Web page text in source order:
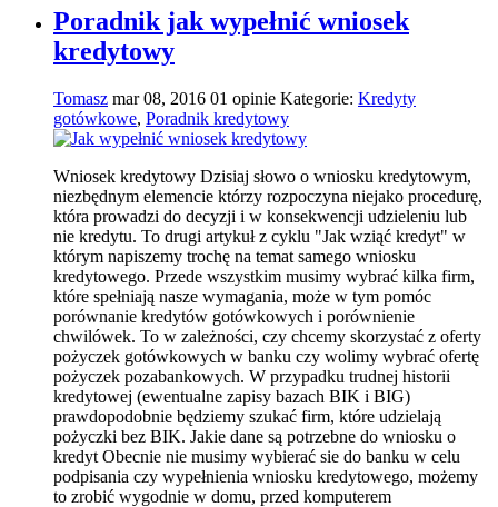
Poradnik jak wypełnić wniosek
kredytowy
Tomasz mar 08, 2016 01 opinie Kategorie: Kredyty
gotówkowe, Poradnik kredytowy
Wniosek kredytowy Dzisiaj słowo o wniosku kredytowym,
niezbędnym elemencie którzy rozpoczyna niejako procedurę,
która prowadzi do decyzji i w konsekwencji udzieleniu lub
nie kredytu. To drugi artykuł z cyklu "Jak wziąć kredyt" w
którym napiszemy trochę na temat samego wniosku
kredytowego. Przede wszystkim musimy wybrać kilka firm,
które spełniają nasze wymagania, może w tym pomóc
porównanie kredytów gotówkowych i porównienie
chwilówek. To w zależności, czy chcemy skorzystać z oferty
pożyczek gotówkowych w banku czy wolimy wybrać ofertę
pożyczek pozabankowych. W przypadku trudnej historii
kredytowej (ewentualne zapisy bazach BIK i BIG)
prawdopodobnie będziemy szukać firm, które udzielają
pożyczki bez BIK. Jakie dane są potrzebne do wniosku o
kredyt Obecnie nie musimy wybierać sie do banku w celu
podpisania czy wypełnienia wniosku kredytowego, możemy
to zrobić wygodnie w domu, przed komputerem